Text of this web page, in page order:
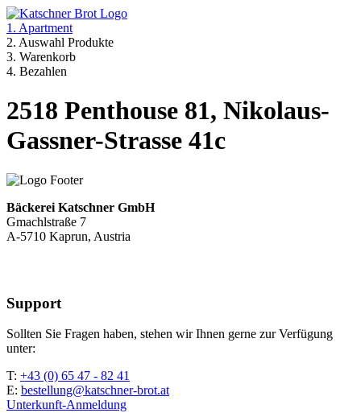
1. Apartment
2. Auswahl Produkte
3. Warenkorb
4. Bezahlen
2518 Penthouse 81, Nikolaus-
Gassner-Strasse 41c
Bäckerei Katschner GmbH
Gmachlstraße 7
A-5710 Kaprun, Austria
Support
Sollten Sie Fragen haben, stehen wir Ihnen gerne zur Verfügung
unter:
T: +43 (0) 65 47 - 82 41
E: bestellung@katschner-brot.at
Unterkunft-Anmeldung